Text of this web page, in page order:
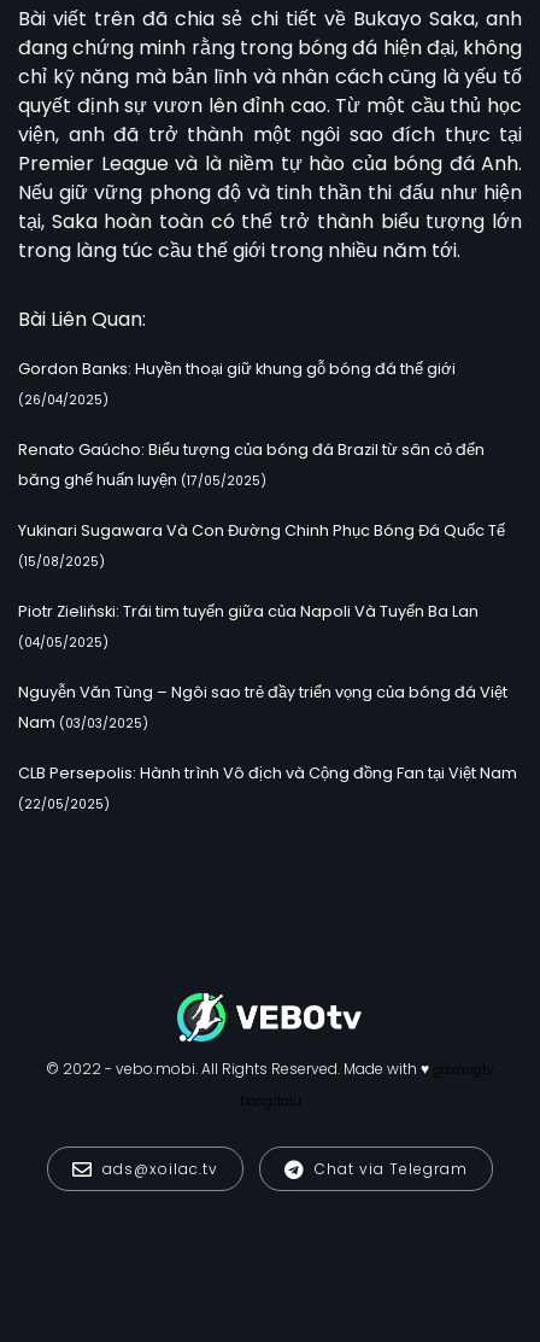
Bài viết trên đã chia sẻ chi tiết vềBukayo Saka,anh
đang chứng minh rằng trong bóng đá hiện đại, không
chỉ kỹ năng mà bản lĩnh và nhân cách cũng là yếu tố
quyết định sự vươn lên đỉnh cao. Từ một cầu thủ học
viện, anh đã trở thành một ngôi sao đích thực tại
Premier League và là niềm tự hào của bóng đá Anh.
Nếu giữ vững phong độ và tinh thần thi đấu như hiện
tại, Saka hoàn toàn có thể trở thành biểu tượng lớn
trong làng túc cầu thế giới trong nhiều năm tới.
Bài Liên Quan:
Gordon Banks: Huyền thoại giữ khung gỗ bóng đá thế giới
(26/04/2025)
Renato Gaúcho: Biểu tượng của bóng đá Brazil từ sân cỏ đến
băng ghế huấn luyện (17/05/2025)
Yukinari Sugawara Và Con Đường Chinh Phục Bóng Đá Quốc Tế
(15/08/2025)
Piotr Zieliński: Trái tim tuyến giữa của Napoli Và Tuyển Ba Lan
(04/05/2025)
Nguyễn Văn Tùng – Ngôi sao trẻ đầy triển vọng của bóng đá Việt
Nam (03/03/2025)
CLB Persepolis: Hành trình Vô địch và Cộng đồng Fan tại Việt Nam
(22/05/2025)
© 2022 - vebo.mobi. All Rights Reserved. Made with ♥ gavangtv
bongdalu
ads@xoilac.tv Chat via Telegram